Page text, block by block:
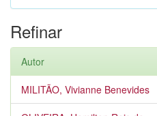
Refinar
Autor
MILITÃO, Vivianne Benevides